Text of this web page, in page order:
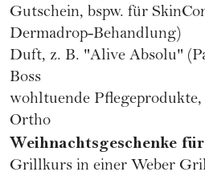
Gutschein, bspw. für
Dermadrop-Behandlung)
Duft, z. B. "Alive Absolu"
Boss
wohltuende Pflegeprodukte,
Ortho
Weihnachtsgeschenke
Grillkurs in einer Weber